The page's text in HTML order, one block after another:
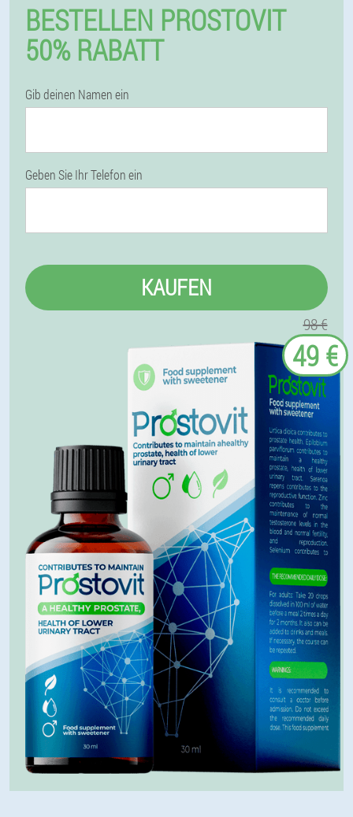
BESTELLEN PROSTOVIT
50% RABATT
Gib deinen Namen ein
Geben Sie Ihr Telefon ein
KAUFEN
98 €
49 €